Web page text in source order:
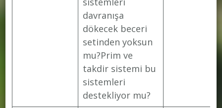
davranışa
dökecek beceri
setinden yoksun
mu?Prim ve
takdir sistemi bu
sistemleri
destekliyor mu?